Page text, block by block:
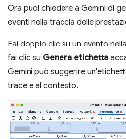
Ora puoi chiedere a Gemini di
eventi nella traccia delle
Fai doppio clic su un evento
fai clic su Genera etichetta
Gemini può suggerire
trace e al contesto.